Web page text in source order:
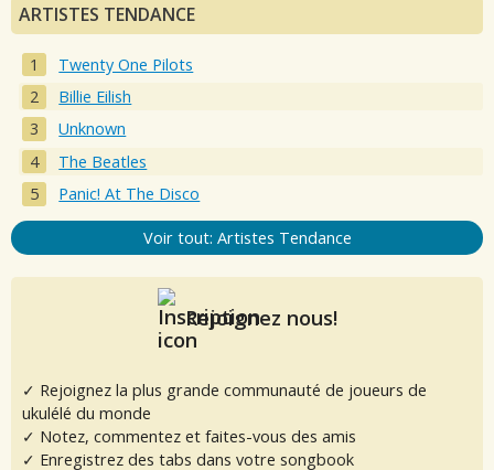
ARTISTES TENDANCE
Twenty One Pilots
Billie Eilish
Unknown
The Beatles
Panic! At The Disco
Voir tout: Artistes Tendance
Rejoignez nous!
✓ Rejoignez la plus grande communauté de joueurs de
ukulélé du monde
✓ Notez, commentez et faites-vous des amis
✓ Enregistrez des tabs dans votre songbook